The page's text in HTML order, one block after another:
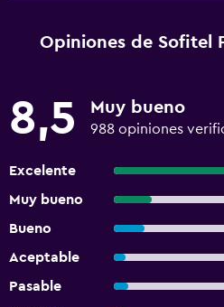
Opiniones de Sofitel
8,5 Muy bueno
988 opiniones
Excelente
Muy bueno
Bueno
Aceptable
Pasable